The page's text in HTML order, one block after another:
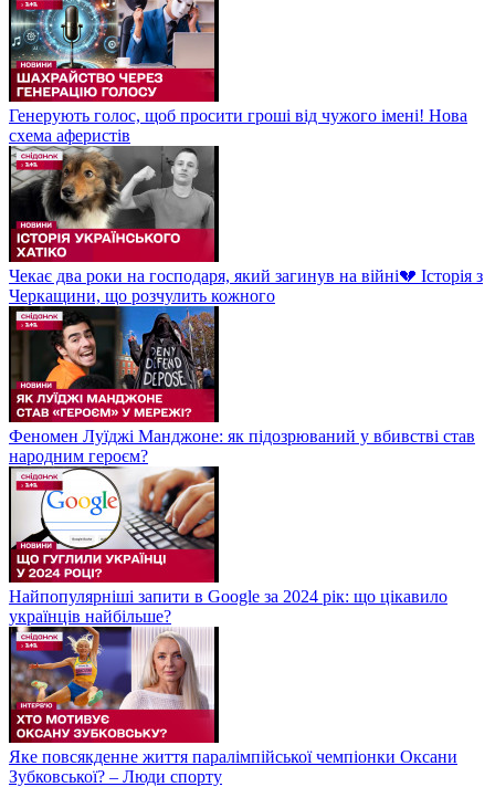
Генерують голос, щоб просити гроші від чужого імені! Нова
схема аферистів
Чекає два роки на господаря, який загинув на війні💔 Історія з
Черкащини, що розчулить кожного
Феномен Луїджі Манджоне: як підозрюваний у вбивстві став
народним героєм?
Найпопулярніші запити в Google за 2024 рік: що цікавило
українців найбільше?
Яке повсякденне життя паралімпійської чемпіонки Оксани
Зубковської? – Люди спорту